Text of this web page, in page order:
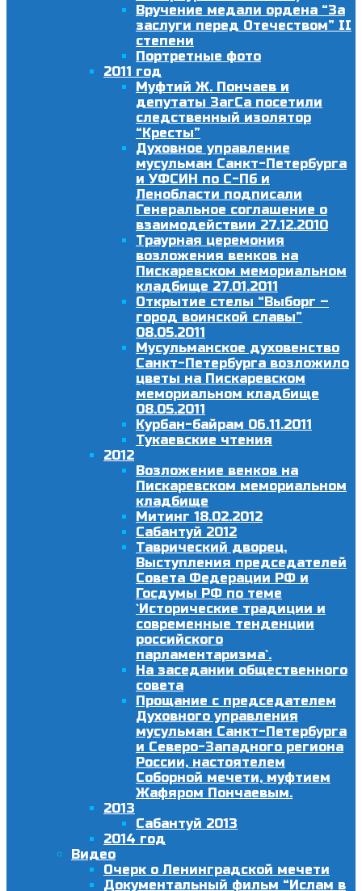
Вручение медали ордена “За
заслуги перед Отечеством” II
степени
Портретные фото
2011 год
Муфтий Ж. Пончаев и
депутаты ЗагСа посетили
следственный изолятор
“Кресты”
Духовное управление
мусульман Санкт-Петербурга
и УФСИН по С-Пб и
Ленобласти подписали
Генеральное соглашение о
взаимодействии 27.12.2010
Траурная церемония
возложения венков на
Пискаревском мемориальном
кладбище 27.01.2011
Открытие стелы “Выборг –
город воинской славы”
08.05.2011
Мусульманское духовенство
Санкт-Петербурга возложило
цветы на Пискаревском
мемориальном кладбище
08.05.2011
Курбан-байрам 06.11.2011
Тукаевские чтения
2012
Возложение венков на
Пискаревском мемориальном
кладбище
Митинг 18.02.2012
Сабантуй 2012
Таврический дворец.
Выступления председателей
Совета Федерации РФ и
Госдумы РФ по теме
`Исторические традиции и
современные тенденции
российского
парламентаризма`.
На заседании общественного
совета
Прощание с председателем
Духовного управления
мусульман Санкт-Петербурга
и Северо-Западного региона
России, настоятелем
Соборной мечети, муфтием
Жафяром Пончаевым.
2013
Сабантуй 2013
2014 год
Видео
Очерк о Ленинградской мечети
Документальный фильм “Ислам в